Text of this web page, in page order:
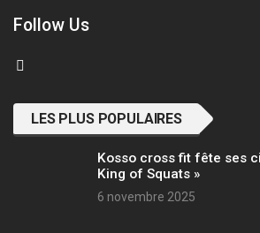
Follow Us
LES PLUS POPULAIRES
Kosso cross fit fête ses
King of Squats »
6 novembre 2025